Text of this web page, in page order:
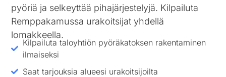
pyöriä ja selkeyttää pihajärjestelyjä. Kilpailuta
Remppakamussa urakoitsijat yhdellä
lomakkeella.
Kilpailuta taloyhtiön pyöräkatoksen rakentaminen
ilmaiseksi
Saat tarjouksia alueesi urakoitsijoilta